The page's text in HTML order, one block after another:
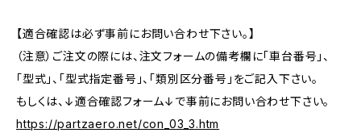
【適合確認は必ず事前にお問い合わせ下さい。】
（注意）ご注文の際には、注文フォームの備考欄に「車台番号」、
「型式」、「型式指定番号」、「類別区分番号」をご記入下さい。
もしくは、↓適合確認フォーム↓で事前にお問い合わせ下さい。
https://partzaero.net/con_03_3.htm